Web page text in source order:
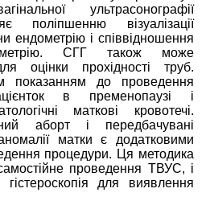
ультрасонографії
візуалізації
ендометрію і співвідношення
СГГ також може
оцінки прохідності труб.
показанням до проведення
в пременопаузі і
маткові кровотечі.
аборт і передбачувані
матки є додатковими
процедури. Ця методика
проведення ТВУС, і
для виявлення